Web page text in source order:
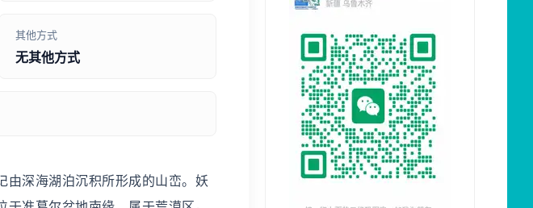
其他方式
无其他方式
由深海湖泊沉积所形成的山峦。妖